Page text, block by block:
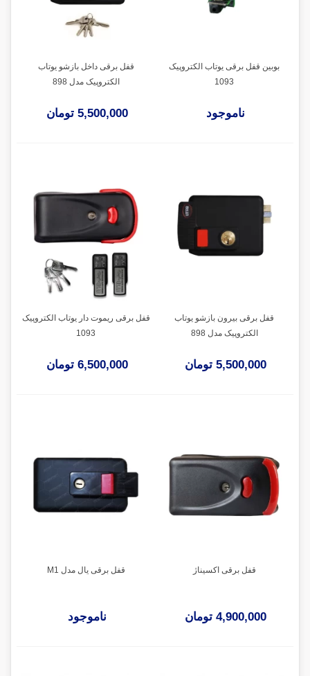
بوبین قفل برقی یوتاب الکتروپیک
1093
ناموجود
قفل برقی داخل بازشو یوتاب
الکتروپیک مدل 898
5,500,000 تومان
قفل برقی بیرون بازشو یوتاب
الکتروپیک مدل 898
5,500,000 تومان
قفل برقی ریموت دار یوتاب الکتروپیک
1093
6,500,000 تومان
قفل برقی اکسیناژ
4,900,000 تومان
قفل برقی یال مدل M1
ناموجود